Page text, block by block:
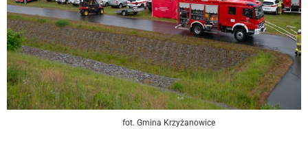
fot. Gmina Krzyżanowice